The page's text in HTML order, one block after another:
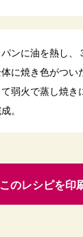
ンに油を熱し、
に焼き色がつい
弱火で蒸し焼き
。
このレシピを印